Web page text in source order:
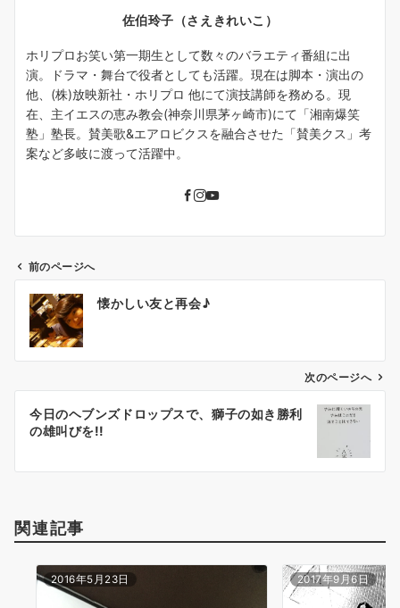
佐伯玲子（さえきれいこ）
ホリプロお笑い第一期生として数々のバラエティ番組に出
演。ドラマ・舞台で役者としても活躍。現在は脚本・演出の
他、(株)放映新社・ホリプロ 他にて演技講師を務める。現
在、主イエスの恵み教会(神奈川県茅ヶ崎市)にて「湘南爆笑
塾」塾長。賛美歌&エアロビクスを融合させた「賛美クス」考
案など多岐に渡って活躍中。
ビ
ン
前のページへ
懐かしい友と再会♪
次のページへ
今日のヘブンズドロップスで、獅子の如き勝利
の雄叫びを!!
関連記事
2016年5月23日 2017年9月6日